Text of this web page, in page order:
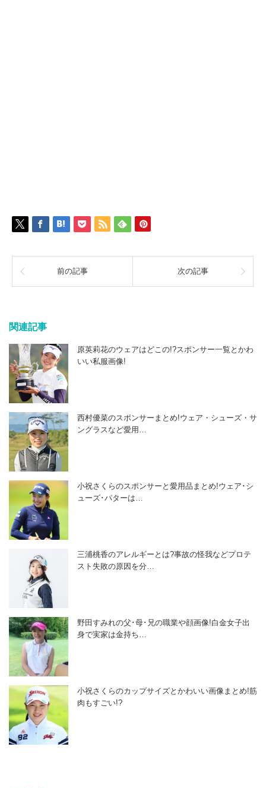
前の記事 次の記事
関連記事
原英莉花のウェアはどこの!?スポンサー一覧とかわ
いい私服画像!
西村優菜のスポンサーまとめ!ウェア・シューズ・サ
ングラスなど愛用…
小祝さくらのスポンサーと愛用品まとめ!ウェア･シ
ューズ･パターは…
三浦桃香のアレルギーとは?事故の怪我などプロテ
スト失敗の原因を分…
野田すみれの父･母･兄の職業や顔画像!白金女子出
身で実家は金持ち…
小祝さくらのカップサイズとかわいい画像まとめ!筋
肉もすごい!?